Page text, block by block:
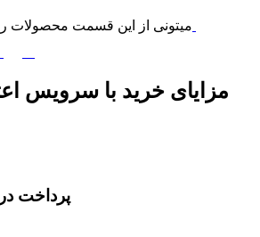
میتونی از این قسمت محصولات
مزایای خرید با سرویس
پرداخت در 4 قسط بدون بهره